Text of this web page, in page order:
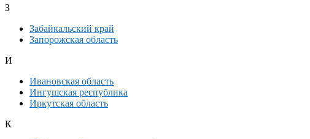
З
Забайкальский край
Запорожская область
И
Ивановская область
Ингушская республика
Иркутская область
К